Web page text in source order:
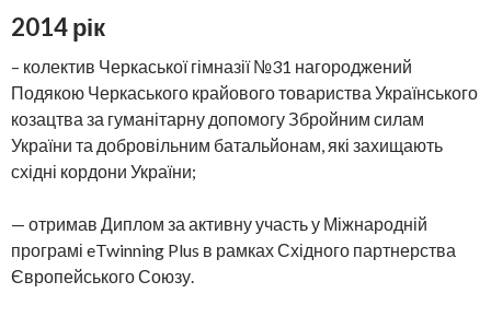
2014 рік
– колектив Черкаської гімназії №31 нагороджений
Подякою Черкаського крайового товариства Українського
козацтва за гуманітарну допомогу Збройним силам
України та добровільним батальйонам, які захищають
східні кордони України;
— отримав Диплом за активну участь у Міжнародній
програмі eTwinning Plus в рамках Східного партнерства
Європейського Союзу.